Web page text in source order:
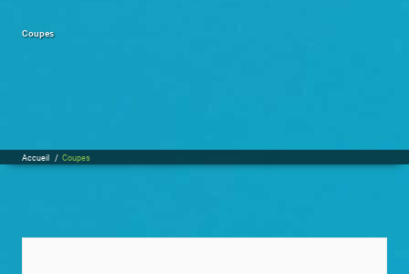
Coupes
Accueil / Coupes